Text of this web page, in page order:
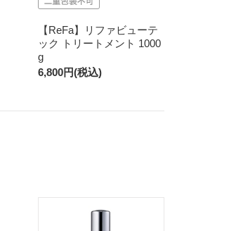
【ReFa】リファビューテ
ック トリートメント 1000
g
6,800円(税込)